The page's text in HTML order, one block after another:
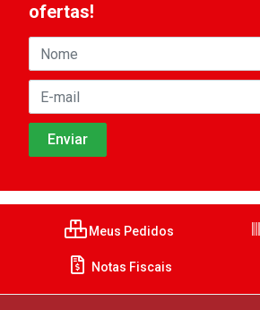
ofertas!
Meus Pedidos
Notas Fiscais